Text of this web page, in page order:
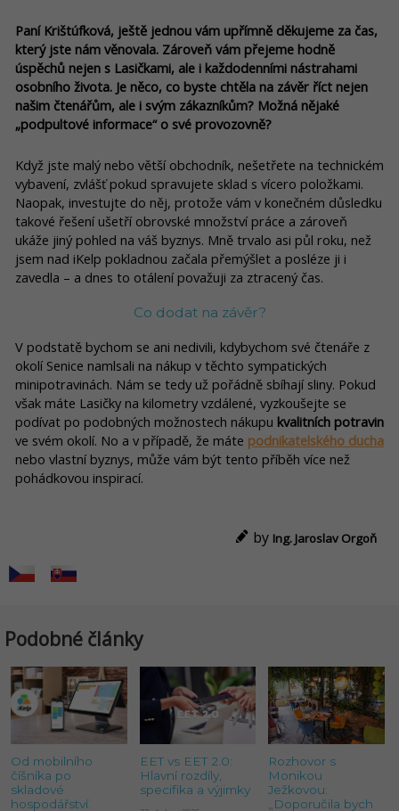
Paní Krištúfková, ještě jednou vám upřímně děkujeme za čas,
který jste nám věnovala. Zároveň vám přejeme hodně
úspěchů nejen s Lasičkami, ale i každodenními nástrahami
osobního života. Je něco, co byste chtěla na závěr říct nejen
našim čtenářům, ale i svým zákazníkům? Možná nějaké
„podpultové informace“ o své provozovně?
Když jste malý nebo větší obchodník, nešetřete na technickém
vybavení, zvlášť pokud spravujete sklad s vícero položkami.
Naopak, investujte do něj, protože vám v konečném důsledku
takové řešení ušetří obrovské množství práce a zároveň
ukáže jiný pohled na váš byznys. Mně trvalo asi půl roku, než
jsem nad iKelp pokladnou začala přemýšlet a posléze ji i
zavedla – a dnes to otálení považuji za ztracený čas.
Co dodat na závěr?
V podstatě bychom se ani nedivili, kdybychom své čtenáře z
okolí Senice namlsali na nákup v těchto sympatických
minipotravinách. Nám se tedy už pořádně sbíhají sliny. Pokud
však máte Lasičky na kilometry vzdálené, vyzkoušejte se
podívat po podobných možnostech nákupu kvalitních potravin
ve svém okolí. No a v případě, že máte podnikatelského ducha
nebo vlastní byznys, může vám být tento příběh více než
pohádkovou inspirací.
by Ing. Jaroslav Orgoň
Podobné články
Od mobilního
číšníka po
skladové
hospodářství.
EET vs EET 2.0:
Hlavní rozdíly,
specifika a výjimky
Rozhovor s
Monikou
Ježkovou:
„Doporučila bych